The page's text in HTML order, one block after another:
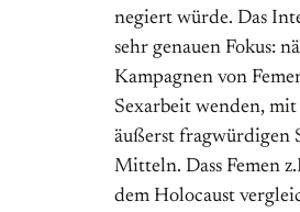
negiert würde. Das
sehr genauen Fokus:
Kampagnen von
Sexarbeit wenden, mit
äußerst fragwürdigen
Mitteln. Dass Femen
dem Holocaust